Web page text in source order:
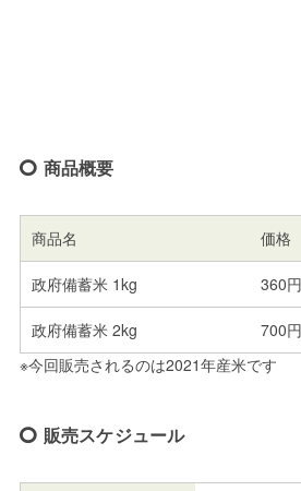
商品概要
商品名 価格
政府備蓄米 1kg 360
政府備蓄米 2kg
700
※今回販売されるのは2021年産米です
販売スケジュール